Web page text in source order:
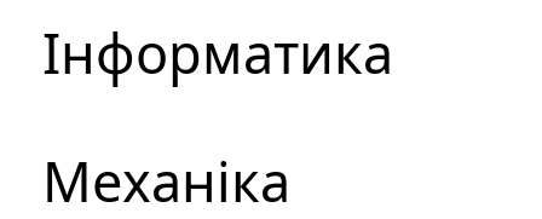
Інформатика
Механіка